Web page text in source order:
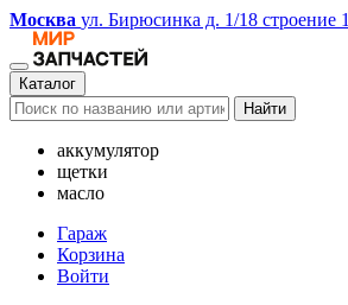
Москва ул. Бирюсинка д. 1/18 строение 1
Каталог
Найти
аккумулятор
щетки
масло
Гараж
Корзина
Войти